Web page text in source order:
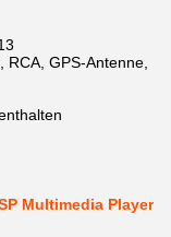
RCA, GPS-Antenne,
Multimedia Player